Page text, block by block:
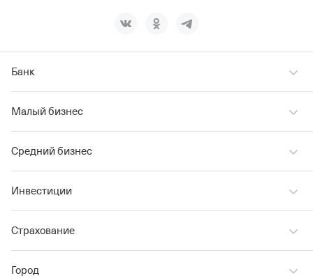
Банк
Малый бизнес
Средний бизнес
Инвестиции
Страхование
Город